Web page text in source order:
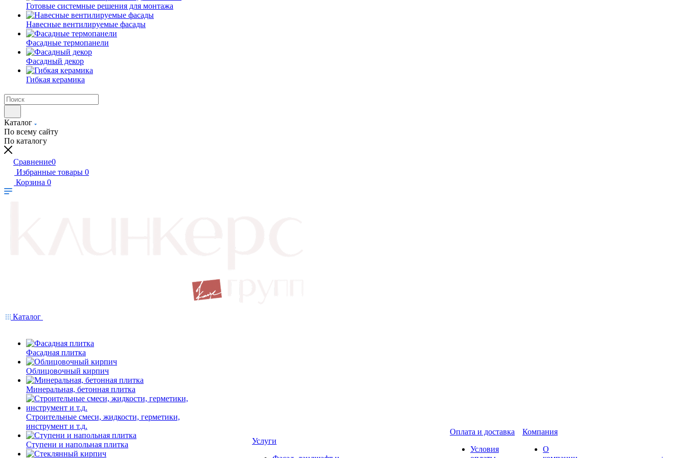
Готовые системные решения для монтажа
Навесные вентилируемые фасады
Фасадные термопанели
Фасадный декор
Гибкая керамика
Каталог
По всему сайту
По каталогу
Сравнение0
Избранные товары 0
Корзина 0
Каталог
Фасадная плитка
Облицовочный кирпич
Минеральная, бетонная плитка
Строительные смеси, жидкости, герметики,
инструмент и т.д.
Ступени и напольная плитка
Услуги
Оплата и доставка
Условия
Компания
О